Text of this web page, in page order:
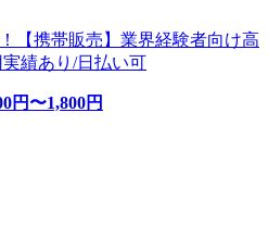
【携帯販売】業界経験者向け高
績あり/日払い可
円〜1,800円